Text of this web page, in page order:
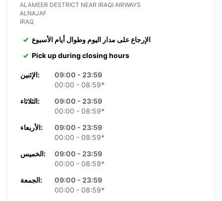
ALAMEER DESTRICT NEAR IRAQI AIRWAYS
ALNAJAF
IRAQ
الإرجاع على مدار اليوم وطوال أيام الأسبوع
Pick up during closing hours
الإثنين:
09:00 - 23:59
00:00 - 08:59*
الثلاثاء:
09:00 - 23:59
00:00 - 08:59*
الأربعاء:
09:00 - 23:59
00:00 - 08:59*
الخميس:
09:00 - 23:59
00:00 - 08:59*
الجمعة:
09:00 - 23:59
00:00 - 08:59*